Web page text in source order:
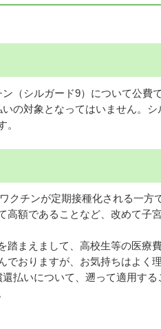
（シルガード9）について公費
の対象となってはいません。
。
クチンが定期接種化される一
高額であることなど、改めて子
踏まえまして、高校生等の医療
でおりますが、お気持ちはよく
払いについて、遡って適用す